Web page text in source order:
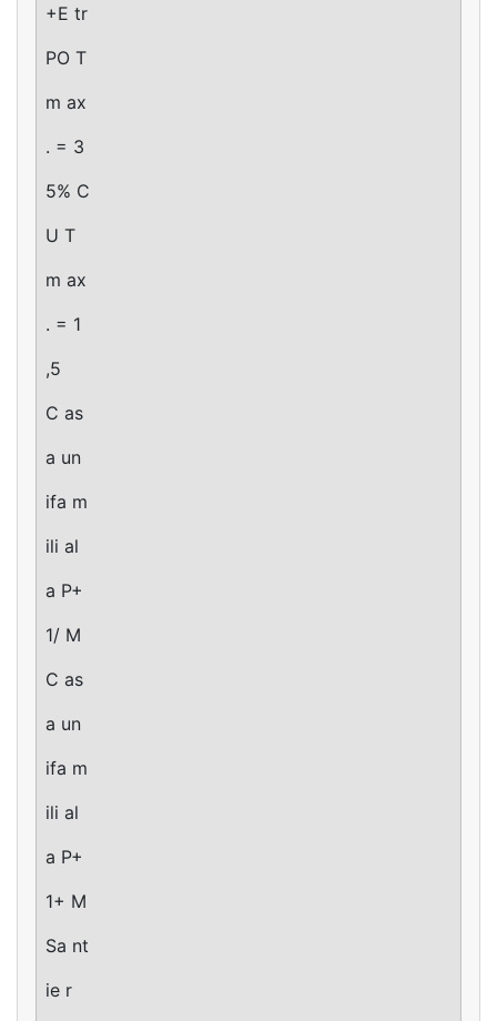
+E tr
PO T
m ax
. = 3
5% C
U T
m ax
. = 1
,5
C as
a un
ifa m
ili al
a P+
1/ M
C as
a un
ifa m
ili al
a P+
1+ M
Sa nt
ie r